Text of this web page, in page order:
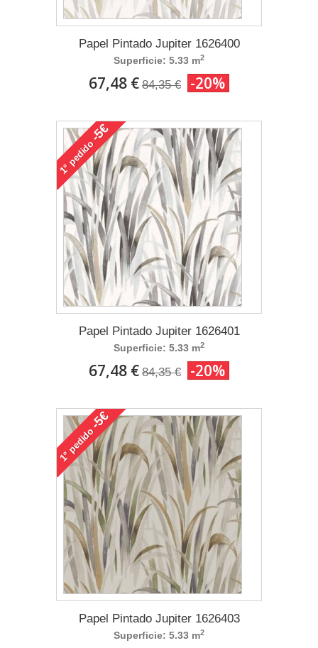
Papel Pintado Jupiter 1626400
Superficie: 5.33 m2
67,48 € 84,35 € -20%
1°
pedido
-5€
Papel Pintado Jupiter 1626401
Superficie: 5.33 m2
67,48 € 84,35 € -20%
1°
pedido
-5€
Papel Pintado Jupiter 1626403
Superficie: 5.33 m2